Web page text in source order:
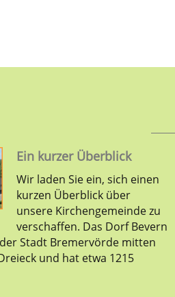
Ein kurzer Überblick
Wir laden Sie ein, sich einen
kurzen Überblick über
unsere Kirchengemeinde zu
verschaffen. Das Dorf Bevern
Stadt Bremervörde mitten
und hat etwa 1215